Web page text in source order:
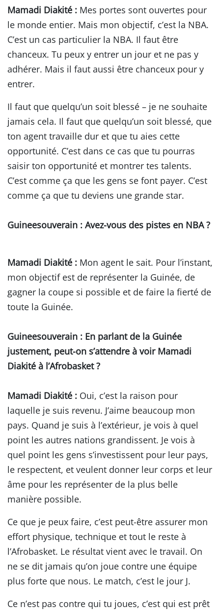
Mamadi Diakité : Mes portes sont ouvertes pour
le monde entier. Mais mon objectif, c’est la NBA.
C’est un cas particulier la NBA. Il faut être
chanceux. Tu peux y entrer un jour et ne pas y
adhérer. Mais il faut aussi être chanceux pour y
entrer.
Il faut que quelqu’un soit blessé – je ne souhaite
jamais cela. Il faut que quelqu’un soit blessé, que
ton agent travaille dur et que tu aies cette
opportunité. C’est dans ce cas que tu pourras
saisir ton opportunité et montrer tes talents.
C’est comme ça que les gens se font payer. C’est
comme ça que tu deviens une grande star.
Guineesouverain : Avez-vous des pistes en NBA ?
Mamadi Diakité : Mon agent le sait. Pour l’instant,
mon objectif est de représenter la Guinée, de
gagner la coupe si possible et de faire la fierté de
toute la Guinée.
Guineesouverain : En parlant de la Guinée
justement, peut-on s’attendre à voir Mamadi
Diakité à l’Afrobasket ?
Mamadi Diakité : Oui, c’est la raison pour
laquelle je suis revenu. J’aime beaucoup mon
pays. Quand je suis à l’extérieur, je vois à quel
point les autres nations grandissent. Je vois à
quel point les gens s’investissent pour leur pays,
le respectent, et veulent donner leur corps et leur
âme pour les représenter de la plus belle
manière possible.
Ce que je peux faire, c’est peut-être assurer mon
effort physique, technique et tout le reste à
l’Afrobasket. Le résultat vient avec le travail. On
ne se dit jamais qu’on joue contre une équipe
plus forte que nous. Le match, c’est le jour J.
Ce n’est pas contre qui tu joues, c’est qui est prêt